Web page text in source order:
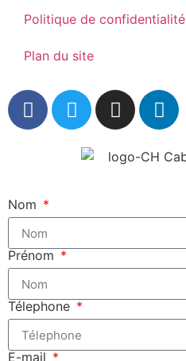
Politique de confidentialité
Plan du site
Nom
Prénom
Télephone
E-mail